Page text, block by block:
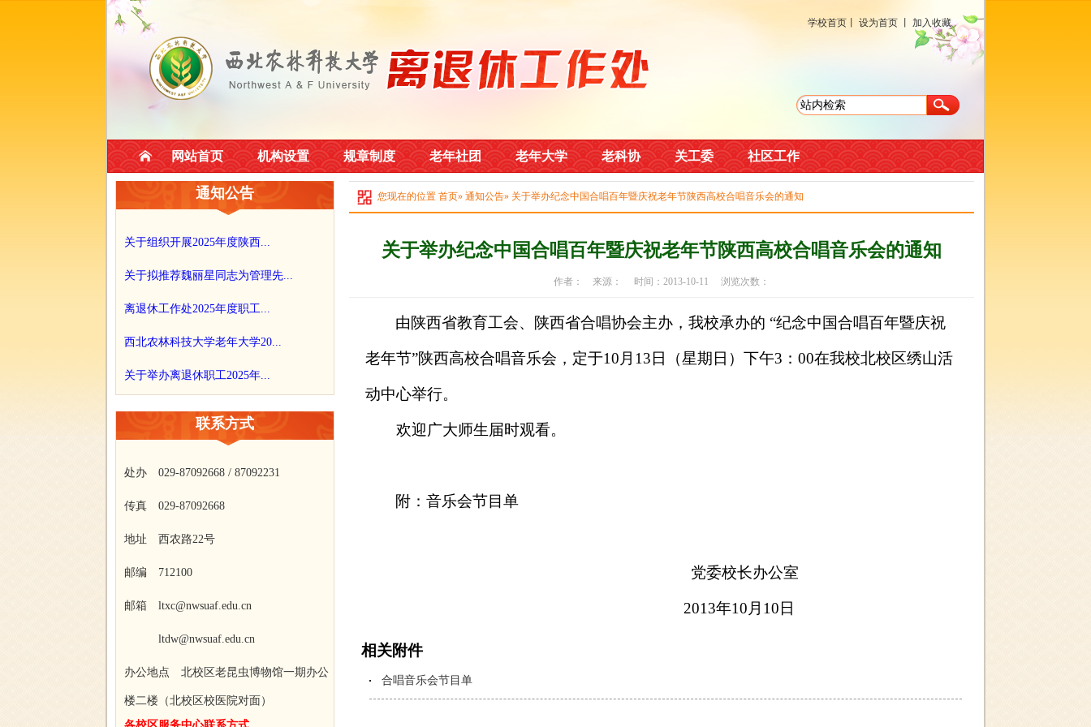
学校首页 设为首页 加入收藏
网站首页 机构设置 规章制度 老年社团 老年大学 老科协 关工委 社区工作
通知公告
关于组织开展2025年度陕西...
关于拟推荐魏丽星同志为管理先...
离退休工作处2025年度职工...
西北农林科技大学老年大学20...
关于举办离退休职工2025年...
联系方式
处办 029-87092668 / 87092231
传真 029-87092668
地址 西农路22号
邮编 712100
邮箱 ltxc@nwsuaf.edu.cn
ltdw@nwsuaf.edu.cn
办公地点 北校区老昆虫博物馆一期办公
楼二楼（北校区校医院对面）
您现在的位置 首页» 通知公告» 关于举办纪念中国合唱百年暨庆祝老年节陕西高校合唱音乐会的通知
关于举办纪念中国合唱百年暨庆祝老年节陕西高校合唱音乐会的通知
作者： 来源： 时间：2013-10-11 浏览次数：
由陕西省教育工会、陕西省合唱协会主办，我校承办的 “纪念中国合唱百年暨庆祝
老年节”陕西高校合唱音乐会，定于10 月 13 日（星期日）下午3 ： 00在我校北校区绣山活
动中心举行。
欢迎广大师生届时观看。
附：音乐会节目单
党委校长办公室
2013年10 月 10 日
相关附件
合唱音乐会节目单